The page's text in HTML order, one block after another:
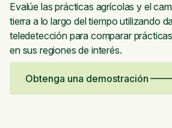
Evalúe las prácticas agrícolas y el
tierra a lo largo del tiempo utilizando
teledetección para comparar
en sus regiones de interés.
Obtenga una demostración